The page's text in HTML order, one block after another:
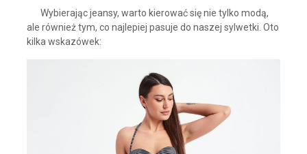
Wybierając jeansy, warto kierować się nie tylko modą,
ale również tym, co najlepiej pasuje do naszej sylwetki. Oto
kilka wskazówek: